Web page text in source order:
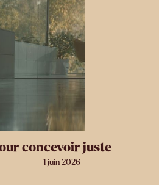
concevoir juste
1 juin 2026